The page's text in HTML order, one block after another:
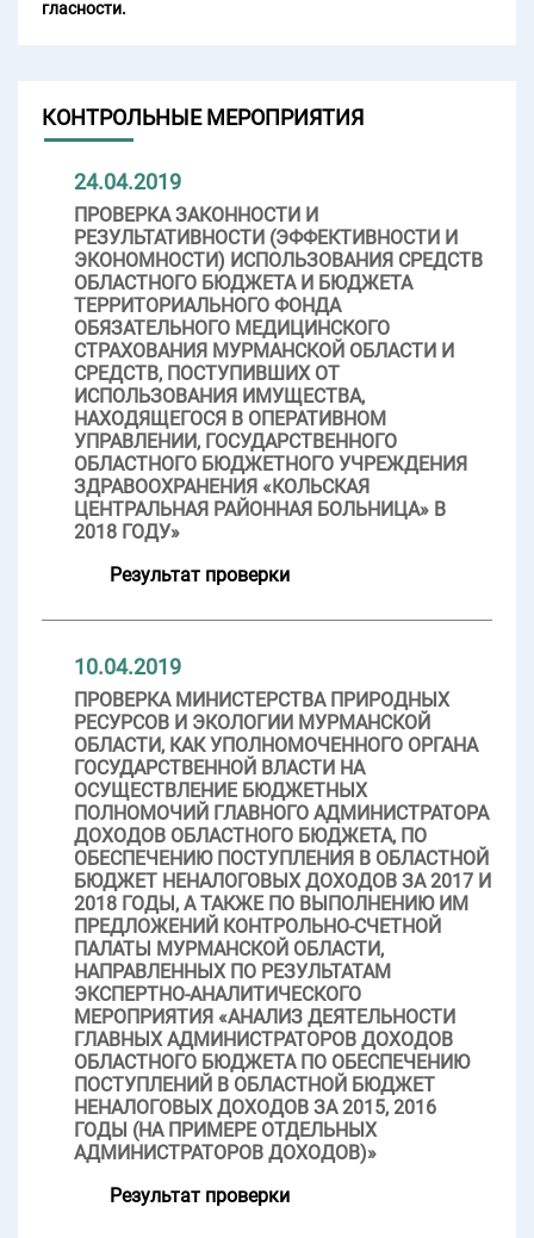
гласности.
КОНТРОЛЬНЫЕ МЕРОПРИЯТИЯ
24.04.2019
ПРОВЕРКА ЗАКОННОСТИ И
РЕЗУЛЬТАТИВНОСТИ (ЭФФЕКТИВНОСТИ И
ЭКОНОМНОСТИ) ИСПОЛЬЗОВАНИЯ СРЕДСТВ
ОБЛАСТНОГО БЮДЖЕТА И БЮДЖЕТА
ТЕРРИТОРИАЛЬНОГО ФОНДА
ОБЯЗАТЕЛЬНОГО МЕДИЦИНСКОГО
СТРАХОВАНИЯ МУРМАНСКОЙ ОБЛАСТИ И
СРЕДСТВ, ПОСТУПИВШИХ ОТ
ИСПОЛЬЗОВАНИЯ ИМУЩЕСТВА,
НАХОДЯЩЕГОСЯ В ОПЕРАТИВНОМ
УПРАВЛЕНИИ, ГОСУДАРСТВЕННОГО
ОБЛАСТНОГО БЮДЖЕТНОГО УЧРЕЖДЕНИЯ
ЗДРАВООХРАНЕНИЯ «КОЛЬСКАЯ
ЦЕНТРАЛЬНАЯ РАЙОННАЯ БОЛЬНИЦА» В
2018 ГОДУ»
Результат проверки
10.04.2019
ПРОВЕРКА МИНИСТЕРСТВА ПРИРОДНЫХ
РЕСУРСОВ И ЭКОЛОГИИ МУРМАНСКОЙ
ОБЛАСТИ, КАК УПОЛНОМОЧЕННОГО ОРГАНА
ГОСУДАРСТВЕННОЙ ВЛАСТИ НА
ОСУЩЕСТВЛЕНИЕ БЮДЖЕТНЫХ
ПОЛНОМОЧИЙ ГЛАВНОГО АДМИНИСТРАТОРА
ДОХОДОВ ОБЛАСТНОГО БЮДЖЕТА, ПО
ОБЕСПЕЧЕНИЮ ПОСТУПЛЕНИЯ В ОБЛАСТНОЙ
БЮДЖЕТ НЕНАЛОГОВЫХ ДОХОДОВ ЗА 2017 И
2018 ГОДЫ, А ТАКЖЕ ПО ВЫПОЛНЕНИЮ ИМ
ПРЕДЛОЖЕНИЙ КОНТРОЛЬНО-СЧЕТНОЙ
ПАЛАТЫ МУРМАНСКОЙ ОБЛАСТИ,
НАПРАВЛЕННЫХ ПО РЕЗУЛЬТАТАМ
ЭКСПЕРТНО-АНАЛИТИЧЕСКОГО
МЕРОПРИЯТИЯ «АНАЛИЗ ДЕЯТЕЛЬНОСТИ
ГЛАВНЫХ АДМИНИСТРАТОРОВ ДОХОДОВ
ОБЛАСТНОГО БЮДЖЕТА ПО ОБЕСПЕЧЕНИЮ
ПОСТУПЛЕНИЙ В ОБЛАСТНОЙ БЮДЖЕТ
НЕНАЛОГОВЫХ ДОХОДОВ ЗА 2015, 2016
ГОДЫ (НА ПРИМЕРЕ ОТДЕЛЬНЫХ
АДМИНИСТРАТОРОВ ДОХОДОВ)»
Результат проверки